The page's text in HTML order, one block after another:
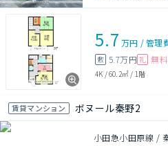
5.7 万円 /管理
敷 5.7万円 礼 無料
4K /60.2㎡ / 1階
賃貸マンション ボヌール秦野2
小田急小田原線 /